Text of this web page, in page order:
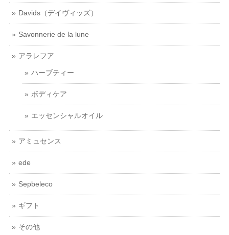
Davids（デイヴィッズ）
Savonnerie de la lune
アラレフア
ハーブティー
ボディケア
エッセンシャルオイル
アミュセンス
ede
Sepbeleco
ギフト
その他